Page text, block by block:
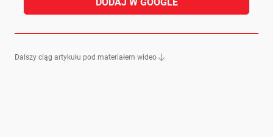
Dalszy ciąg artykułu pod materiałem wideo